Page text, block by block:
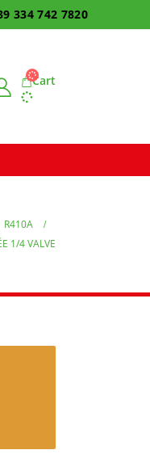
334 742 7820
Cart
R410A
1/4 VALVE